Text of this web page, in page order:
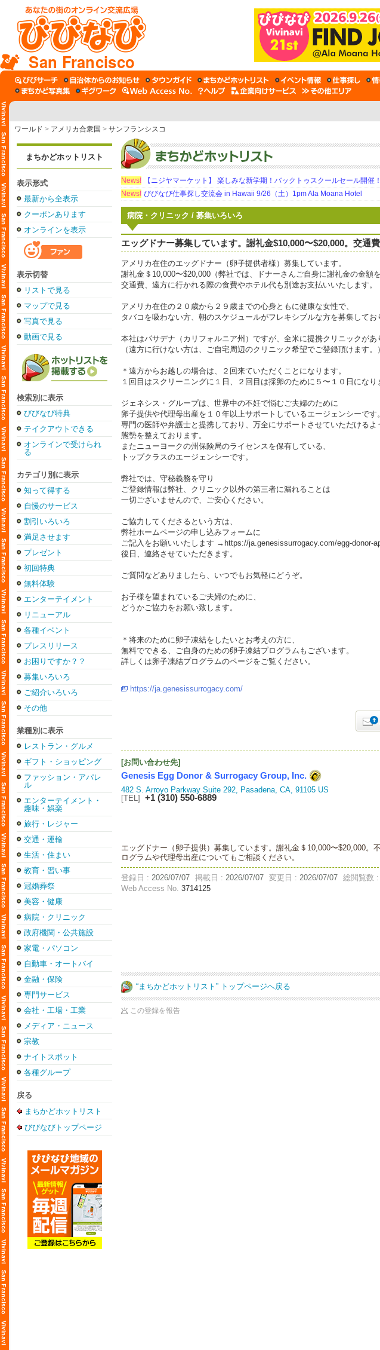
San Francisco
ワールド > アメリカ合衆国 > サンフランシスコ
まちかどホットリスト
表示形式
最新から全表示
クーポンあります
オンラインを表示
表示切替
リストで見る
マップで見る
写真で見る
動画で見る
検索別に表示
びびなび特典
テイクアウトできる
オンラインで受けられ
る
カテゴリ別に表示
知って得する
自慢のサービス
割引いろいろ
満足させます
プレゼント
初回特典
無料体験
エンターテイメント
リニューアル
各種イベント
プレスリリース
お困りですか？？
募集いろいろ
ご紹介いろいろ
その他
業種別に表示
レストラン・グルメ
ギフト・ショッピング
ファッション・アパレ
ル
エンターテイメント・
趣味・娯楽
旅行・レジャー
交通・運輸
生活・住まい
教育・習い事
冠婚葬祭
美容・健康
病院・クリニック
政府機関・公共施設
家電・パソコン
自動車・オートバイ
金融・保険
専門サービス
会社・工場・工業
メディア・ニュース
宗教
ナイトスポット
各種グループ
戻る
まちかどホットリスト
びびなびトップページ
News!
【ニジヤマーケット】 楽しみな新学期！バックトゥスクールセール開催
News! びびなび仕事探し交流会 in Hawaii 9/26（土）1pm Ala Moana Hotel
病院・クリニック / 募集いろいろ
エッグドナー募集しています。謝礼金$10,000〜$20,000。交通費
アメリカ在住のエッグドナー（卵子提供者様）募集しています。
謝礼金＄10,000〜$20,000（弊社では、ドナーさんご自身に謝礼金の金額
交通費、遠方に行かれる際の食費やホテル代も別途お支払いいたします。
アメリカ在住の２０歳から２９歳までの心身ともに健康な女性で、
タバコを吸わない方、朝のスケジュールがフレキシブルな方を募集してお
本社はパサデナ（カリフォルニア州）ですが、全米に提携クリニックがあ
（遠方に行けない方は、ご自宅周辺のクリニック希望でご登録頂けます。）
＊遠方からお越しの場合は、２回来ていただくことになります。
１回目はスクリーニングに１日、２回目は採卵のために５〜１０日になり
ジェネシス・グループは、世界中の不妊で悩むご夫婦のために
卵子提供や代理母出産を１０年以上サポートしているエージェンシーです。
専門の医師や弁護士と提携しており、万全にサポートさせていただけるよ
態勢を整えております。
またニューヨークの州保険局のライセンスを保有している、
トップクラスのエージェンシーです。
弊社では、守秘義務を守り
ご登録情報は弊社、クリニック以外の第三者に漏れることは
一切ございませんので、ご安心ください。
ご協力してくださるという方は、
弊社ホームページの申し込みフォームに
ご記入をお願いいたします → https://ja.genesissurrogacy.com/egg-donor-
後日、連絡させていただきます。
ご質問などありましたら、いつでもお気軽にどうぞ。
お子様を望まれているご夫婦のために、
どうかご協力をお願い致します。
＊将来のために卵子凍結をしたいとお考えの方に、
無料でできる、ご自身のための卵子凍結プログラムもございます。
詳しくは卵子凍結プログラムのページをご覧ください。
https://ja.genesissurrogacy.com/
[お問い合わせ先]
Genesis Egg Donor & Surrogacy Group, Inc.
482 S. Arroyo Parkway Suite 292, Pasadena, CA, 91105 US
[TEL]
+1 (310) 550-6889
エッグドナー（卵子提供）募集しています。謝礼金＄10,000〜$20,000
ログラムや代理母出産についてもご相談ください。
登録日 : 2026/07/07 掲載日 : 2026/07/07 変更日 : 2026/07/07 総閲覧数 :
Web Access No. 3714125
“まちかどホットリスト” トップページへ戻る
この登録を報告